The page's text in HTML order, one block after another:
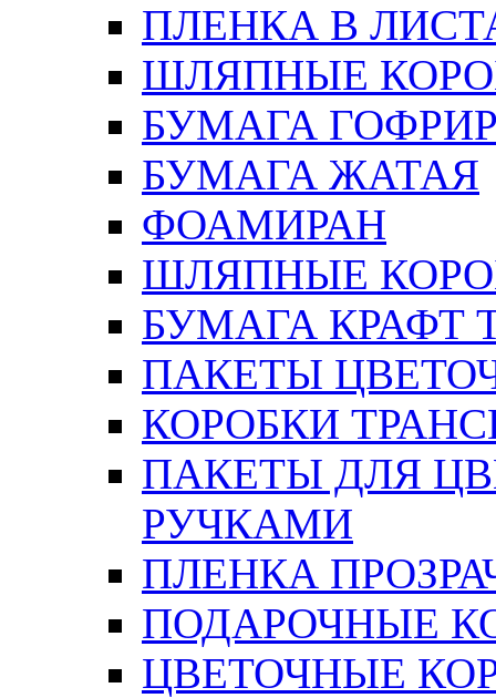
ПЛЕНКА В
ШЛЯПНЫЕ
БУМАГА
БУМАГА ЖАТАЯ
ФОАМИРАН
ШЛЯПНЫЕ
БУМАГА КРАФТ
ПАКЕТЫ
КОРОБКИ
ПАКЕТЫ ДЛЯ
РУЧКАМИ
ПЛЕНКА
ПОДАРОЧНЫЕ
ЦВЕТОЧНЫЕ